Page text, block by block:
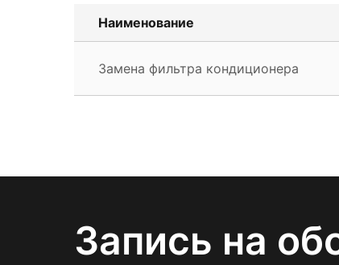
Наименование
Замена фильтра кондиционера
Запись на